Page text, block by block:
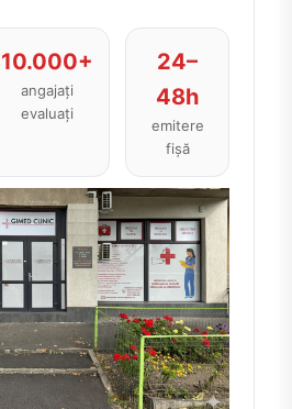
10.000+
angajați
evaluați
24–
48h
emitere
fișă